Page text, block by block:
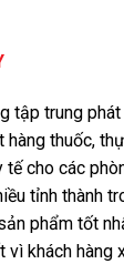
tập trung
hàng thuốc,
cho các
tỉnh thành
phẩm tốt
vì khách hàng